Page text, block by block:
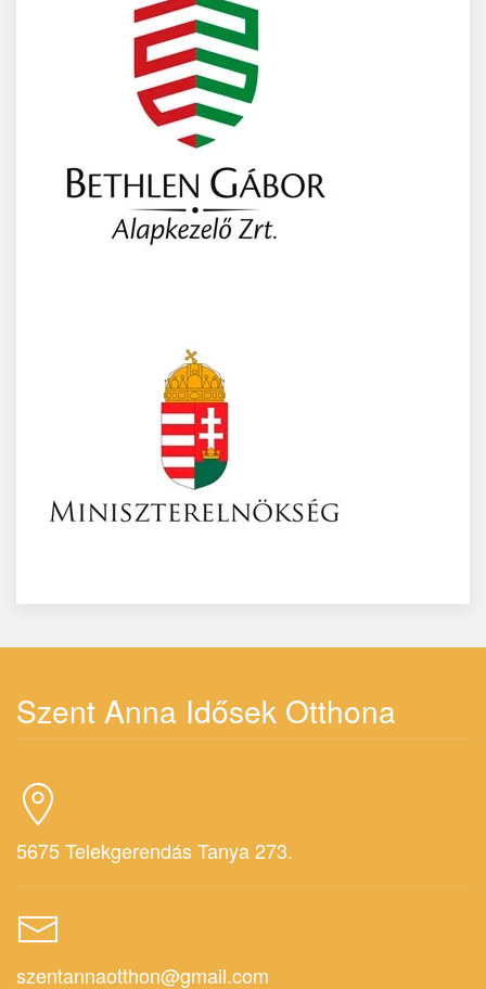
Szent Anna Idősek Otthona
5675 Telekgerendás Tanya 273.
szentannaotthon@gmail.com